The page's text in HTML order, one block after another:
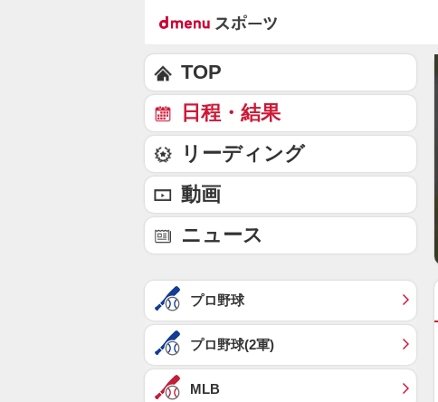
TOP
日程・結果
リーディング
動画
ニュース
プロ野球
プロ野球(2軍)
MLB